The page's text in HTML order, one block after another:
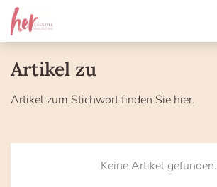
Artikel zu
Artikel zum Stichwortfinden Sie hier.
Keine Artikel gefunden.